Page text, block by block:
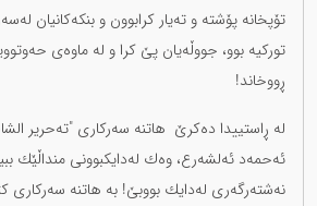
تۆپخانە پۆشتە و تەیار كرابوون و بنكەكانیان
توركیە بوو، جووڵەیان پێ كرا و لە ماوەی
ڕووخاند!
لە ڕاستییدا دەكرێ هاتنە سەركاری "تەحریر
ئەحمەد ئەلشەرع، وەك لەدایكبوونی منداڵێك
نەشتەرگەری لەدایك بووبێ! بە هاتنە سەركاری